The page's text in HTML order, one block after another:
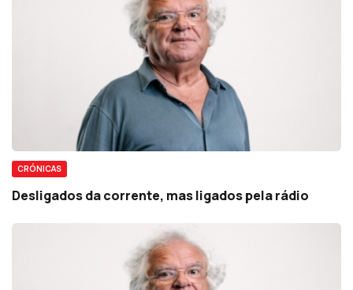
CRÓNICAS
Desligados da corrente, mas ligados pela rádio